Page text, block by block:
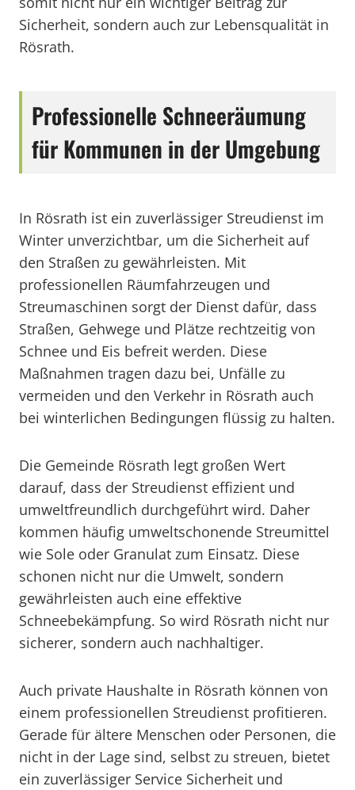
Sicherheit, sondern auch zur Lebensqualität in
Rösrath.
Professionelle Schneeräumung
für Kommunen in der Umgebung
In Rösrath ist ein zuverlässiger Streudienst im
Winter unverzichtbar, um die Sicherheit auf
den Straßen zu gewährleisten. Mit
professionellen Räumfahrzeugen und
Streumaschinen sorgt der Dienst dafür, dass
Straßen, Gehwege und Plätze rechtzeitig von
Schnee und Eis befreit werden. Diese
Maßnahmen tragen dazu bei, Unfälle zu
vermeiden und den Verkehr in Rösrath auch
bei winterlichen Bedingungen flüssig zu halten.
Die Gemeinde Rösrath legt großen Wert
darauf, dass der Streudienst effizient und
umweltfreundlich durchgeführt wird. Daher
kommen häufig umweltschonende Streumittel
wie Sole oder Granulat zum Einsatz. Diese
schonen nicht nur die Umwelt, sondern
gewährleisten auch eine effektive
Schneebekämpfung. So wird Rösrath nicht nur
sicherer, sondern auch nachhaltiger.
Auch private Haushalte in Rösrath können von
einem professionellen Streudienst profitieren.
Gerade für ältere Menschen oder Personen, die
nicht in der Lage sind, selbst zu streuen, bietet
ein zuverlässiger Service Sicherheit und